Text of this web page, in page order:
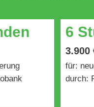
6
3.900
für:
durch: